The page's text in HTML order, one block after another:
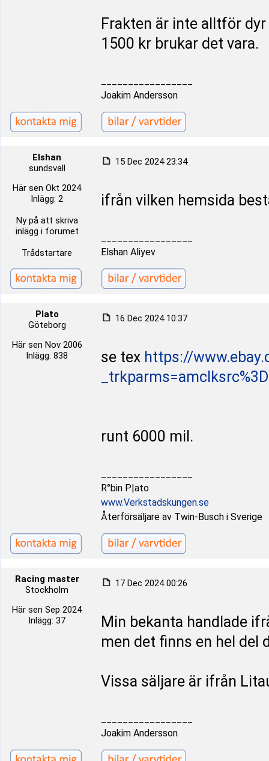
Frakten är inte alltför
1500 kr brukar det vara.
Joakim Andersson
Elshan
sundsvall
Här sen Okt 2024
Inlägg: 2
Ny på att skriva
inlägg i forumet
Trådstartare
15 Dec 2024 23:34
ifrån vilken hemsida
Elshan Aliyev
PIato
Göteborg
Här sen Nov 2006
Inlägg: 838
16 Dec 2024 10:37
se tex https://
runt 6000 mil.
R°bin P|ato
www.Verkstadskungen.se
Återförsäljare av Twin-Busch i Sverige
Racing master
Stockholm
Här sen Sep 2024
Inlägg: 37
17 Dec 2024 00:26
Min bekanta handlade
men det finns en hel del
Vissa säljare är ifrån
Joakim Andersson